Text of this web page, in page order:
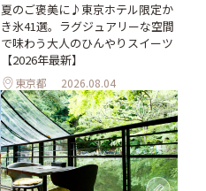
夏のご褒美に♪東京ホテル限定か
き氷41選。ラグジュアリーな空間
で味わう大人のひんやりスイーツ
【2026年最新】
東京都 2026.08.04